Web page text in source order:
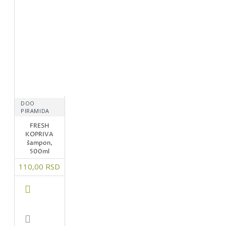
DOO
PIRAMIDA
FRESH
KOPRIVA
šampon,
500ml
110,00 RSD